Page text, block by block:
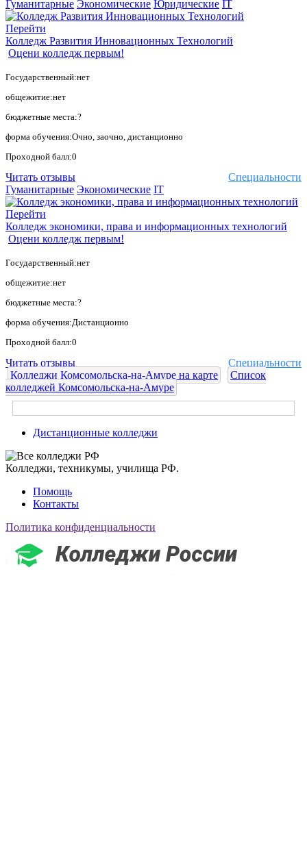
Гуманитарные Экономические Юридические IT
Перейти
Колледж Развития Инновационных Технологий
Оцени колледж первым!
Государственный:нет
общежитие:нет
бюджетные места:?
форма обучения:Очно, заочно, дистанционно
Проходной балл:0
Специальности
Читать отзывы
Гуманитарные Экономические IT
Перейти
Колледж экономики, права и информационных технологий
Оцени колледж первым!
Государственный:нет
общежитие:нет
бюджетные места:?
форма обучения:Дистанционно
Проходной балл:0
Специальности
Читать отзывы
Колледжи Комсомольска-на-Амуре на карте
Список
колледжей Комсомольска-на-Амуре
Дистанционные колледжи
Колледжи, техникумы, училища РФ.
Помощь
Контакты
Политика конфиденциальности